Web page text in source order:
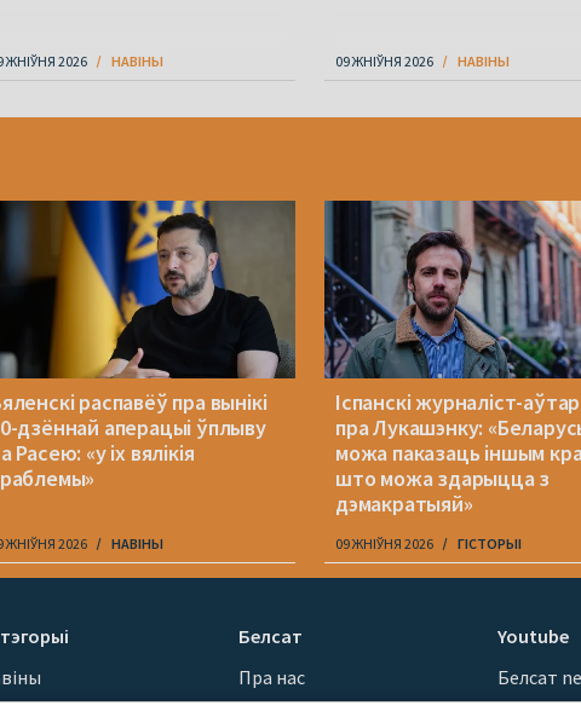
ЖНІЎНЯ 2026 НАВІНЫ 09 ЖНІЎНЯ 2026 НАВІНЫ
распавёў пра вынікі
дзённай аперацыі ўплыву
Расею: «у іх вялікія
ЖНІЎНЯ 2026 НАВІНЫ
Іспанскі журналіст-аўтар
пра Лукашэнку:
можа паказаць іншым
што можа здарыцца з
дэмакратыяй»
09 ЖНІЎНЯ 2026 ГІСТОРЫІ
Белсат
Пра нас
Кантакты
Youtube
Белсат
Белсат